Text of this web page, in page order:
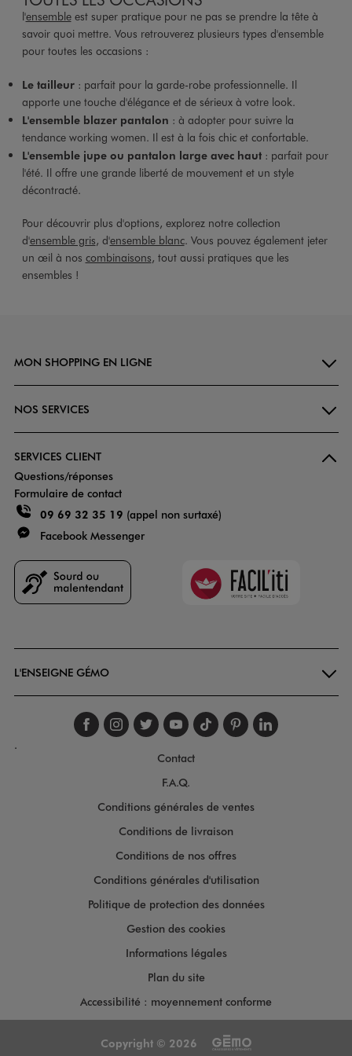
l'ensembleest super pratique pour ne pas se prendre la tête à
savoir quoi mettre. Vous retrouverez plusieurs types d'ensemble
pour toutes les occasions :
Le tailleur: parfait pour la garde-robe professionnelle. Il
apporte une touche d'élégance et de sérieux à votre look.
L'ensemble blazer pantalon : à adopter pour suivre la
tendance working women. Il est à la fois chic et confortable.
L'ensemble jupe ou pantalon large avec haut: parfait pour
l'été. Il offre une grande liberté de mouvement et un style
décontracté.
Pour découvrir plus d'options, explorez notre collection
d'ensemble gris, d'ensemble blanc. Vous pouvez également jeter
un œil à nos combinaisons, tout aussi pratiques que les
ensembles !
MON SHOPPING EN LIGNE
NOS SERVICES
SERVICES CLIENT
Questions/réponses
Formulaire de contact
09 69 32 35 19 (appel non surtaxé)
Facebook Messenger
Faciliti
L'ENSEIGNE GÉMO
Suivez-nous sur
Suivez-nous sur
Suivez-nous sur
Suivez-nous
Suivez-nous
Suivez-
.
Contact
F.A.Q.
Conditions générales de ventes
Conditions de livraison
Conditions de nos offres
Conditions générales d'utilisation
Politique de protection des données
Gestion des cookies
Informations légales
Plan du site
Accessibilité : moyennement conforme
Copyright © 2026